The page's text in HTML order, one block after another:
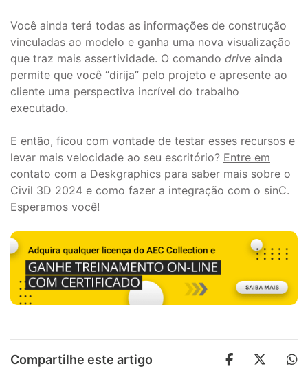
Você ainda terá todas as informações de construção
vinculadas ao modelo e ganha uma nova visualização
que traz mais assertividade. O comando drive ainda
permite que você “dirija” pelo projeto e apresente ao
cliente uma perspectiva incrível do trabalho
executado.
E então, ficou com vontade de testar esses recursos e
levar mais velocidade ao seu escritório? Entre em
contato com a Deskgraphics para saber mais sobre o
Civil 3D 2024 e como fazer a integração com o sinC.
Esperamos você!
Compartilhe este artigo